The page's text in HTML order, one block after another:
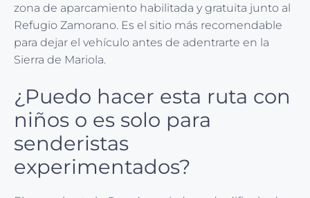
zona de aparcamiento habilitada y gratuita junto al
Refugio Zamorano. Es el sitio más recomendable
para dejar el vehículo antes de adentrarte en la
Sierra de Mariola.
¿Puedo hacer esta ruta con
niños o es solo para
senderistas
experimentados?